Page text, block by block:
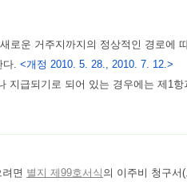
로운 거주지까지의 정상적인 경로에
. <개정 2010. 5. 28., 2010. 7. 12.>
급되기로 되어 있는 경우에는 제1
면 별지 제99호서식 의 이주비 청구서